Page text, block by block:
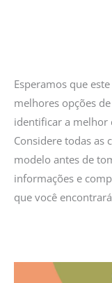
Esperamos que
melhores opções de
identificar a melhor
Considere todas as
modelo antes de
informações e
que você